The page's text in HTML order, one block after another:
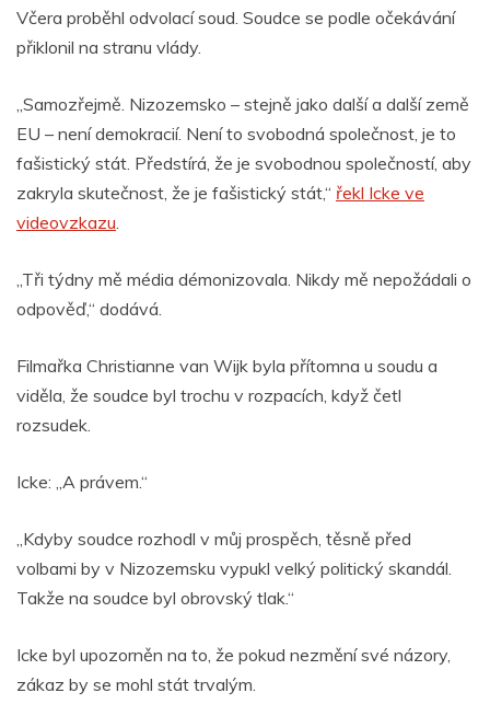
Včera proběhl odvolací soud. Soudce se podle očekávání
přiklonil na stranu vlády.
„Samozřejmě. Nizozemsko – stejně jako další a další země
EU – není demokracií. Není to svobodná společnost, je to
fašistický stát. Předstírá, že je svobodnou společností, aby
zakryla skutečnost, že je fašistický stát,“ řekl Icke ve
videovzkazu
„Tři týdny mě média démonizovala. Nikdy mě nepožádali o
odpověď,“ dodává.
Filmařka Christianne van Wijk byla přítomna u soudu a
viděla, že soudce byl trochu v rozpacích, když četl
rozsudek.
Icke: „A právem.“
„Kdyby soudce rozhodl v můj prospěch, těsně před
volbami by v Nizozemsku vypukl velký politický skandál.
Takže na soudce byl obrovský tlak.“
Icke byl upozorněn na to, že pokud nezmění své názory,
zákaz by se mohl stát trvalým.